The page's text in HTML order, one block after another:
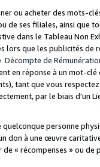
ou acheter des mots-
de ses filiales, ainsi que
dans le Tableau Non
lors que les publicités de
Décompte de
en réponse à un mot-
tant que vous
par le biais d'un
quelconque personne
don à une œuvre
« récompenses » ou